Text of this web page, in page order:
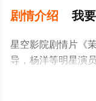
剧情介绍 我
星空影院剧情片《
导，杨洋等明星演
高清无删减完整版